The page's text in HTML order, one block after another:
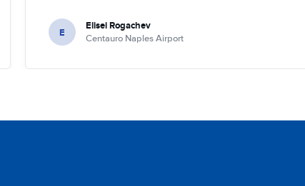
E Elisei Rogachev
Centauro Naples Airport